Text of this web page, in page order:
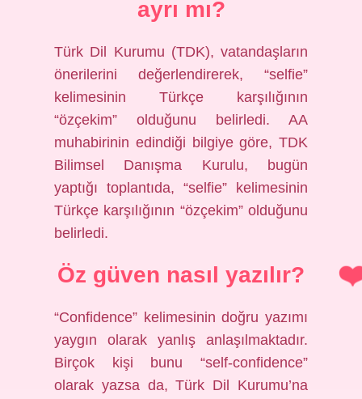
ayrı mı?
Türk Dil Kurumu (TDK), vatandaşların
önerilerini değerlendirerek, “selfie”
kelimesinin Türkçe karşılığının
“özçekim” olduğunu belirledi. AA
muhabirinin edindiği bilgiye göre, TDK
Bilimsel Danışma Kurulu, bugün
yaptığı toplantıda, “selfie” kelimesinin
Türkçe karşılığının “özçekim” olduğunu
belirledi.
Öz güven nasıl yazılır?
“Confidence” kelimesinin doğru yazımı
yaygın olarak yanlış anlaşılmaktadır.
Birçok kişi bunu “self-confidence”
olarak yazsa da, Türk Dil Kurumu’na